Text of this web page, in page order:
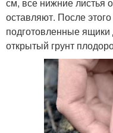
оставляют. После
подготовленные
открытый грунт